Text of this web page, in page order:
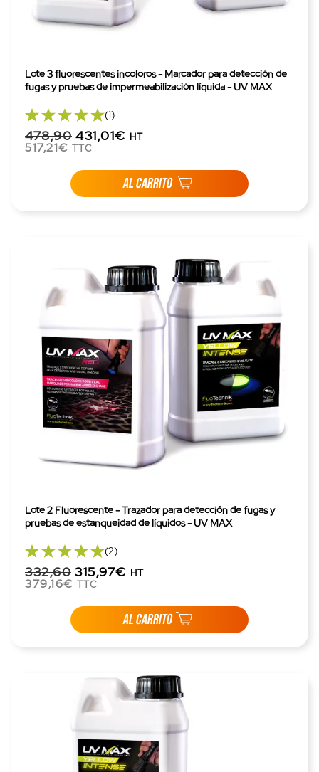
Lote 3 fluorescentes incoloros - Marcador para detección de
fugas y pruebas de impermeabilización líquida - UV MAX
(1)
478,90 431,01€ HT
517,21€ TTC
AL CARRITO
Lote 2 Fluorescente - Trazador para detección de fugas y
pruebas de estanqueidad de líquidos - UV MAX
(2)
332,60 315,97€ HT
379,16€ TTC
AL CARRITO